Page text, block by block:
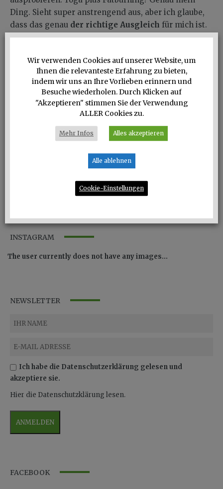
Ding. Sieht super anstrengend aus, aber ich glaube,
dass das genau der richtige Ausgleich für mich ist.
Ich halte euch auf dem Laufenden.
Habt ihr auch Empfehlungen? Wir schafft ihr einen
Ausgleich? Vielleicht möchtet ihr ja auf
@mygreenstylecometwas in die Kommentare
schreiben…
0 0
INSTAGRAM
The user currently does not have any images...
NEWSLETTER
Ich habe die Datenschutzerklärung gelesen und
akzeptiere sie.
Hier die Datenschutzklärung lesen.
FACEBOOK
Wir verwenden Cookies auf unserer Website, um
Ihnen die relevanteste Erfahrung zu bieten,
indem wir uns an Ihre Vorlieben erinnern und
Besuche wiederholen. Durch Klicken auf
"Akzeptieren" stimmen Sie der Verwendung
ALLER Cookies zu.
Mehr Infos Alles akzeptieren
Alle ablehnen
Cookie-Einstellungen